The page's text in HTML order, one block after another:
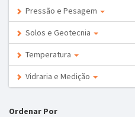
Pressão e Pesagem
Solos e Geotecnia
Temperatura
Vidraria e Medição
Ordenar Por